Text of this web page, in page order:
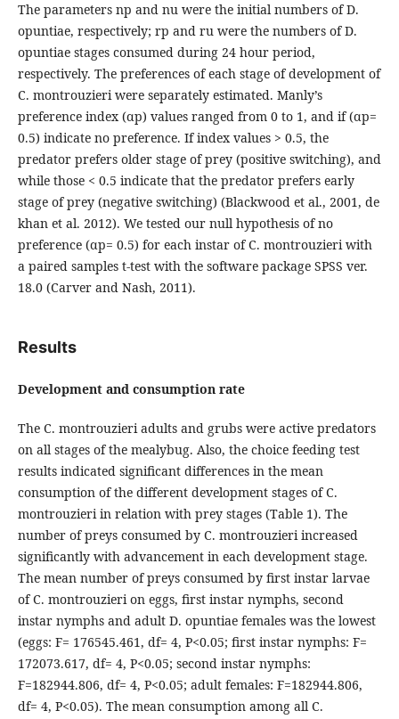
The parameters np and nu were the initial numbers of D.
opuntiae, respectively; rp and ru were the numbers of D.
opuntiae stages consumed during 24 hour period,
respectively. The preferences of each stage of development of
C. montrouzieri were separately estimated. Manly’s
preference index (αp) values ranged from 0 to 1, and if (αp=
0.5) indicate no preference. If index values > 0.5, the
predator prefers older stage of prey (positive switching), and
while those < 0.5 indicate that the predator prefers early
stage of prey (negative switching) (Blackwood et al., 2001, de
khan et al. 2012). We tested our null hypothesis of no
preference (αp= 0.5) for each instar of C. montrouzieri with
a paired samples t-test with the software package SPSS ver.
18.0 (Carver and Nash, 2011).
Results
Development and consumption rate
The C. montrouzieri adults and grubs were active predators
on all stages of the mealybug. Also, the choice feeding test
results indicated significant differences in the mean
consumption of the different development stages of C.
montrouzieri in relation with prey stages (Table 1). The
number of preys consumed by C. montrouzieri increased
significantly with advancement in each development stage.
The mean number of preys consumed by first instar larvae
of C. montrouzieri on eggs, first instar nymphs, second
instar nymphs and adult D. opuntiae females was the lowest
(eggs: F= 176545.461, df= 4, P<0.05; first instar nymphs: F=
172073.617, df= 4, P<0.05; second instar nymphs:
F=182944.806, df= 4, P<0.05; adult females: F=182944.806,
df= 4, P<0.05). The mean consumption among all C.